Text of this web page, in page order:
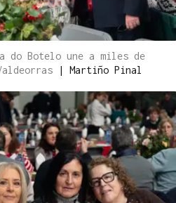
do Botelo une a miles de
Martiño Pinal